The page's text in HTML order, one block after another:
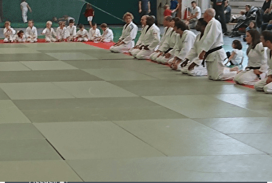
Exporter les lignes sélectionnées
Exporter toutes les colonnes
Exporter uniquement les colonnes affichées
Menu
Ajoutez un logo, un bouton, des réseaux sociaux
Cliquez pour éditer
Accueil▴▾